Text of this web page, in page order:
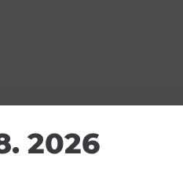
2026